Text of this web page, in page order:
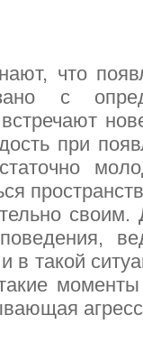
что
с
при
поведения,
в такой